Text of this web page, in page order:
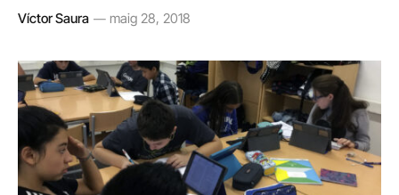
Víctor Saura maig 28, 2018